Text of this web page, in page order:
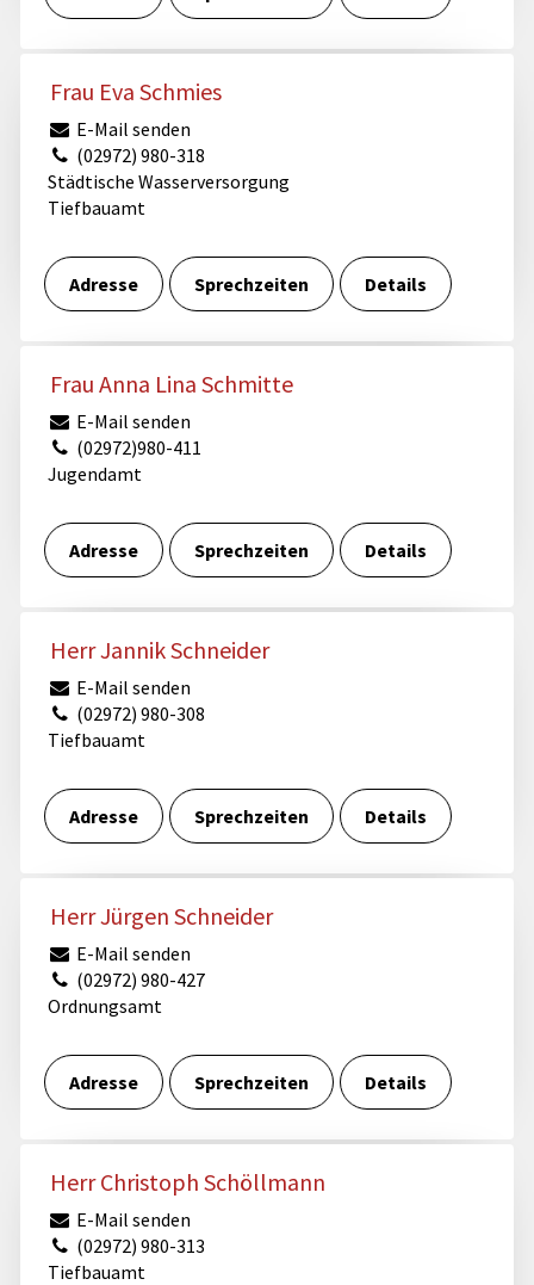
Frau Eva Schmies
E-Mail senden
(02972) 980-318
Städtische Wasserversorgung
Tiefbauamt
Adresse Sprechzeiten Details
Frau Anna Lina Schmitte
E-Mail senden
(02972)980-411
Jugendamt
Adresse Sprechzeiten Details
Herr Jannik Schneider
E-Mail senden
(02972) 980-308
Tiefbauamt
Adresse Sprechzeiten Details
Herr Jürgen Schneider
E-Mail senden
(02972) 980-427
Ordnungsamt
Adresse Sprechzeiten Details
Herr Christoph Schöllmann
E-Mail senden
(02972) 980-313
Tiefbauamt